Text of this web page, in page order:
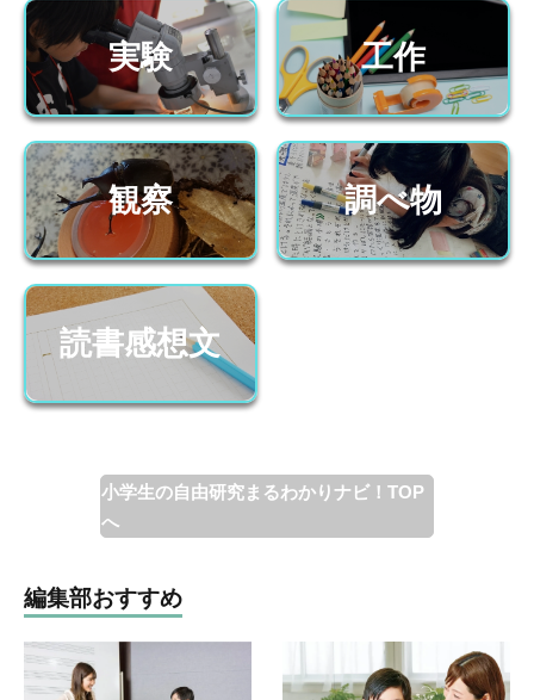
実験 工作
観察 調べ物
読書感想文
小学生の自由研究まるわかりナビ！TOP
へ
編集部おすすめ